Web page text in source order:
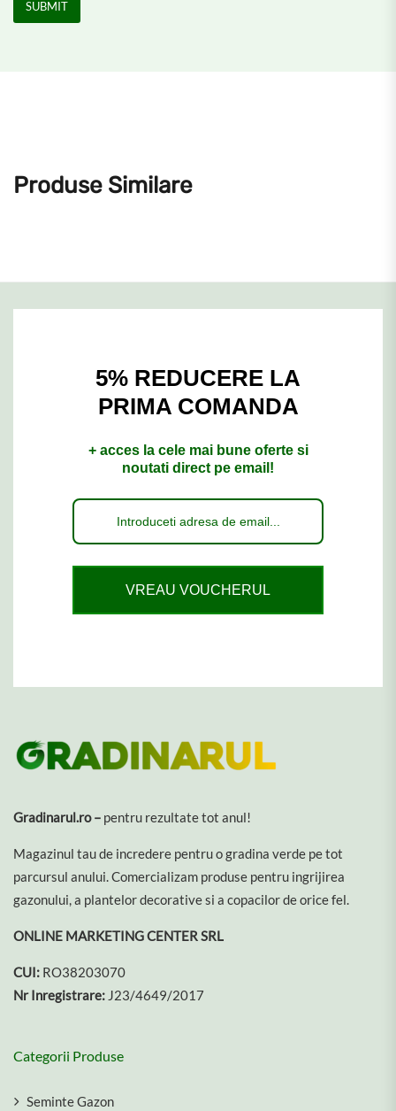
Produse Similare
5% REDUCERE LA
PRIMA COMANDA
+ acces la cele mai bune oferte si
noutati direct pe email!
VREAU VOUCHERUL
Gradinarul.ro – pentru rezultate tot anul!
Magazinul tau de incredere pentru o gradina verde pe tot
parcursul anului. Comercializam produse pentru ingrijirea
gazonului, a plantelor decorative si a copacilor de orice fel.
ONLINE MARKETING CENTER SRL
CUI: RO38203070
Nr Inregistrare: J23/4649/2017
Categorii Produse
Seminte Gazon